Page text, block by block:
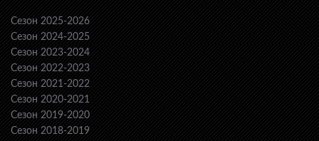
Сезон 2025-2026
Сезон 2024-2025
Сезон 2023-2024
Сезон 2022-2023
Сезон 2021-2022
Сезон 2020-2021
Сезон 2019-2020
Сезон 2018-2019